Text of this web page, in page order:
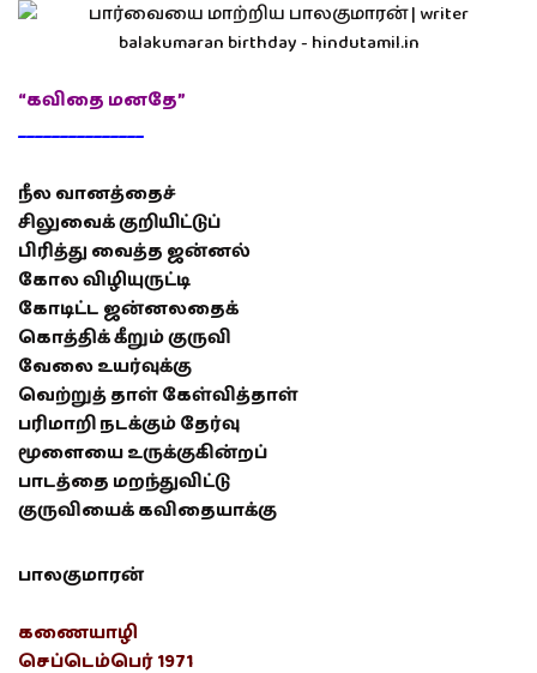
“கவிதை மனதே”
_______________
நீல வானத்தைச்
சிலுவைக் குறியிட்டுப்
பிரித்து வைத்த ஜன்னல்
கோல விழியுருட்டி
கோடிட்ட ஜன்னலதைக்
கொத்திக் கீறும் குருவி
வேலை உயர்வுக்கு
வெற்றுத் தாள் கேள்வித்தாள்
பரிமாறி நடக்கும் தேர்வு
மூளையை உருக்குகின்றப்
பாடத்தை மறந்துவிட்டு
குருவியைக் கவிதையாக்கு
பாலகுமாரன்
கணையாழி
செப்டெம்பெர் 1971